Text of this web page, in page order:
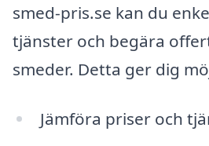
smed-pris.se kan du
tjänster och begära
smeder. Detta ger dig
Jämföra priser och